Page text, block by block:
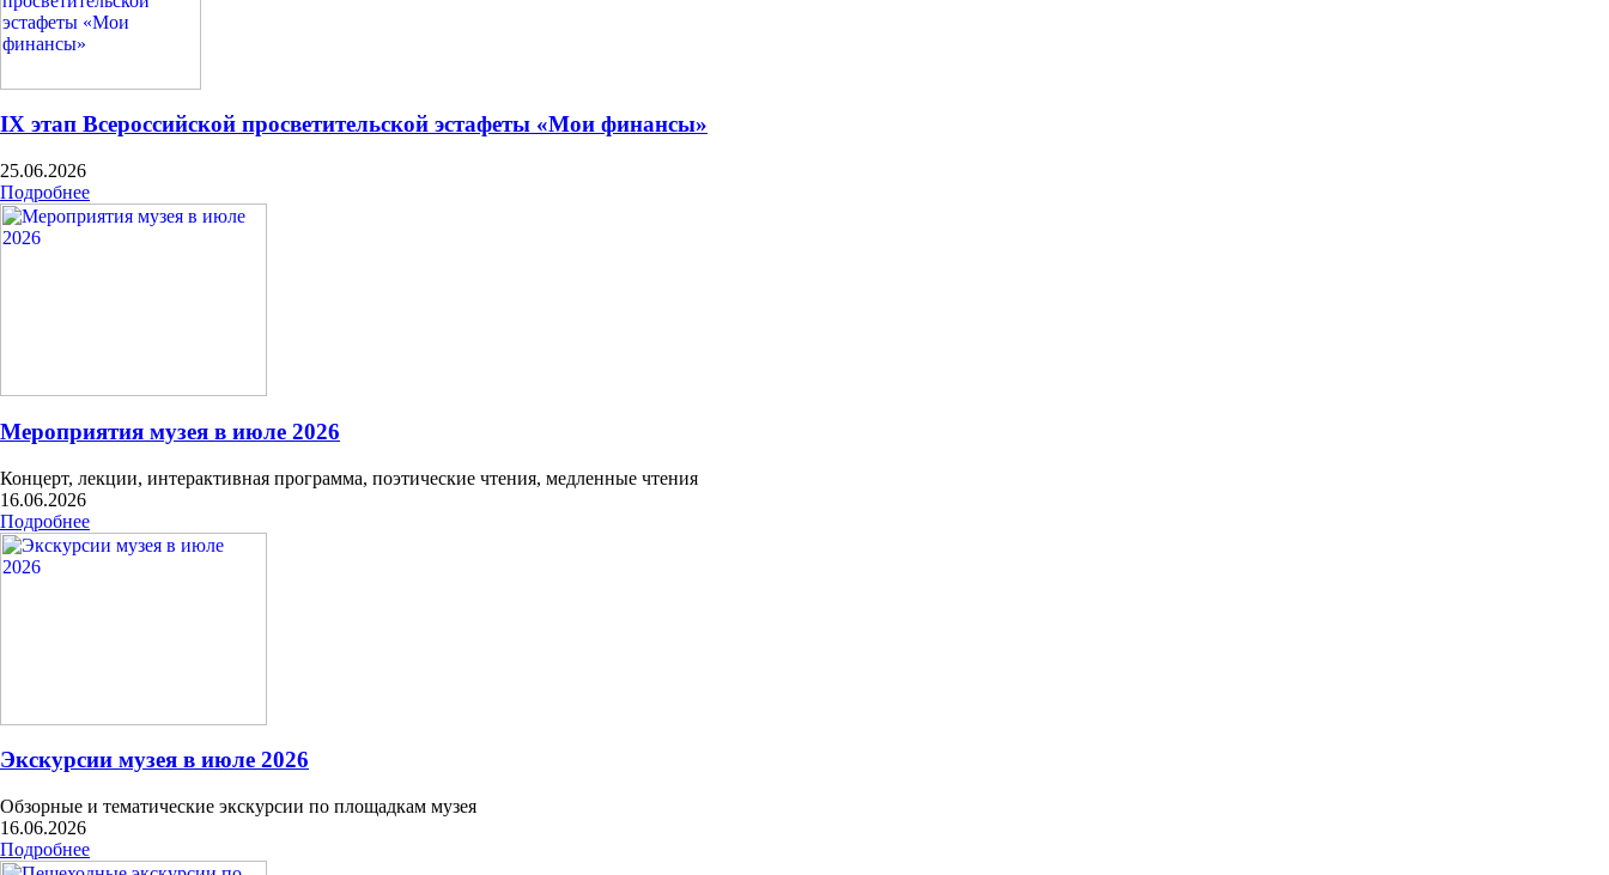
IX этап Всероссийской просветительской эстафеты «Мои финансы»
25.06.2026
Подробнее
Мероприятия музея в июле 2026
Концерт, лекции, интерактивная программа, поэтические чтения, медленные чтения
16.06.2026
Подробнее
Экскурсии музея в июле 2026
Обзорные и тематические экскурсии по площадкам музея
16.06.2026
Подробнее